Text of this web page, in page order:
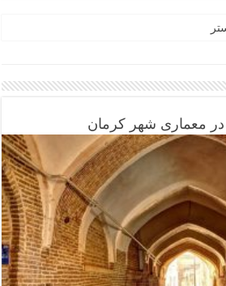
معماری شهر کرمان